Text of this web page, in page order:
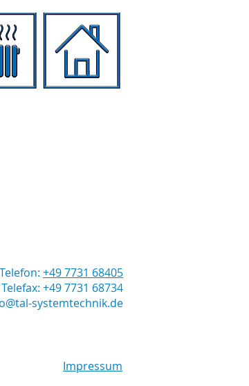
Telefon: +49 7731 68405
Telefax: +49 7731 68734
systemtechnik.de
Impressum